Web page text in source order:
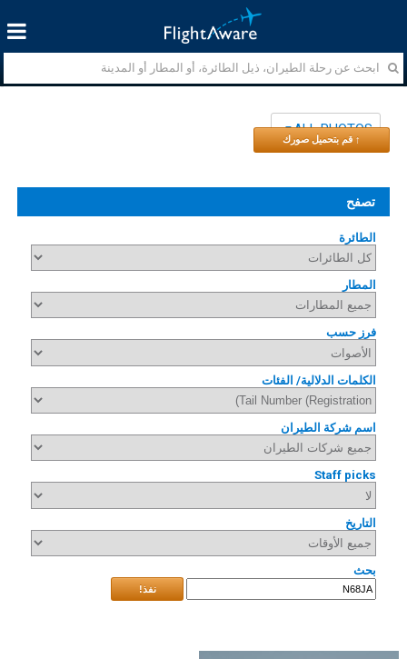
ALL PHOTOS
↑ قم بتحميل صورك
تصفح
الطائرة
المطار
فرز حسب
الكلمات الدلالية/ الفئات
اسم شركة الطيران
Staff picks
التاريخ
بحث
نفذ!